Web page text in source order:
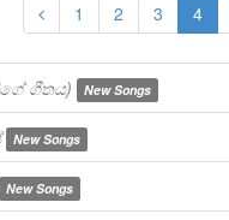
1 2 3 4
ගීතය) New Songs
New Songs
New Songs